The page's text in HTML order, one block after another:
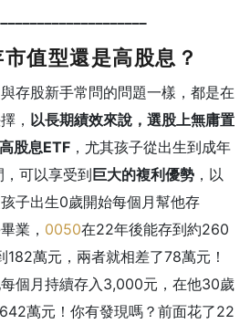
值型還是高股息？
存股新手常問的問題一樣，都是在
， 以長期績效來說，選股上無庸置
股息ETF ，尤其孩子從出生到成年
可以享受到巨大的複利優勢 ，以
子出生0歲開始每個月幫他存
業， 0050在22年後能存到約260
182萬元，兩者就相差了78萬元！
個月持續存入3,000元，在他30歲
萬元！你有發現嗎？前面花了22